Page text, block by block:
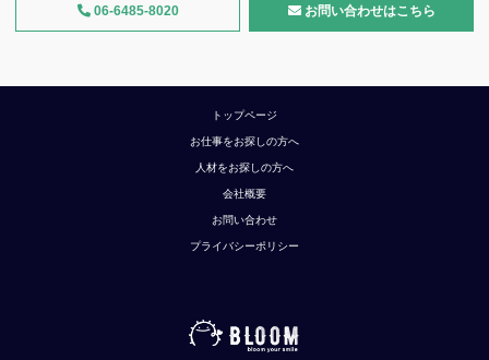
06-6485-8020 お問い合わせはこちら
トップページ
お仕事をお探しの方へ
人材をお探しの方へ
会社概要
お問い合わせ
プライバシーポリシー